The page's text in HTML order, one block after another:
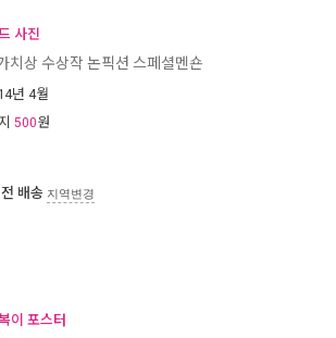
사진
치상 수상작 논픽션 스페셜멘숀
년 4월
500원
배송 지역변경
이 포스터